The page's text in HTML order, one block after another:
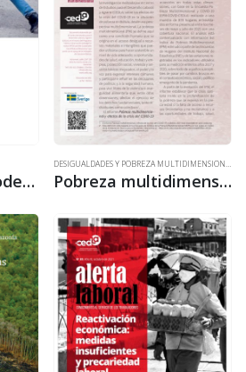
¿Estamos en el poder? Experiencias de las clases obreras con la izquierda en el poder
DESIGUALDADES Y POBREZA MULTIDIMENSIONAL
Pobreza multidimensional y efectos de la crisis del COVID-19 en Bolivia 2021 (resumen ejecutivo)